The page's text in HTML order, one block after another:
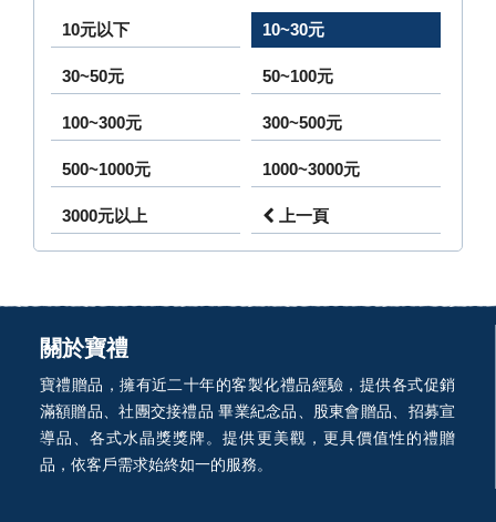
10元以下 10~30元
30~50元 50~100元
100~300元 300~500元
500~1000元 1000~3000元
3000元以上 上一頁
關於寶禮
寶禮贈品，擁有近二十年的客製化禮品經驗，提供各式促銷
滿額贈品、社團交接禮品 畢業紀念品、股東會贈品、招募宣
導品、各式水晶獎獎牌。提供更美觀，更具價值性的禮贈
品，依客戶需求始終如一的服務。